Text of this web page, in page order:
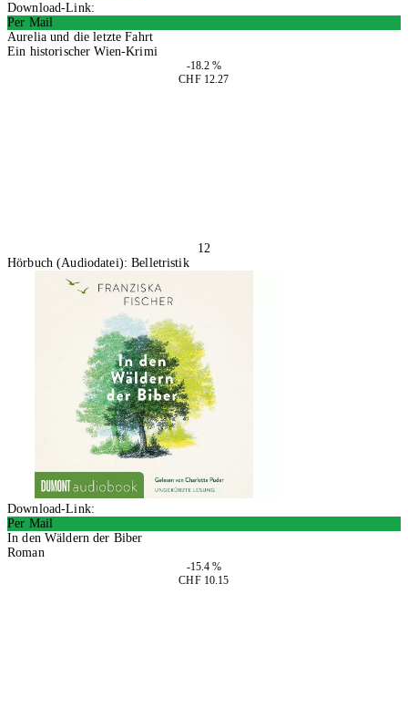
Download-Link:
Per Mail
Aurelia und die letzte Fahrt
Ein historischer Wien-Krimi
-18.2 %
CHF 12.27
12
Hörbuch (Audiodatei): Belletristik
Download-Link:
Per Mail
In den Wäldern der Biber
Roman
-15.4 %
CHF 10.15